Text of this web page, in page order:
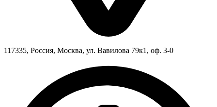
117335, Россия, Москва, ул. Вавилова 79к1, оф. 3-0